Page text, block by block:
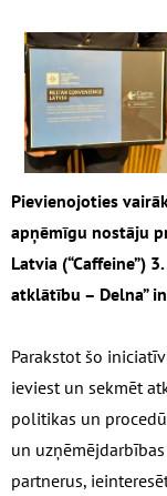
Pievienojoties
apņēmīgu nostāju
Latvia (“Caffeine”)
atklātību – Delna”
Parakstot šo
ieviest un sekmēt
politikas un
un
partnerus,